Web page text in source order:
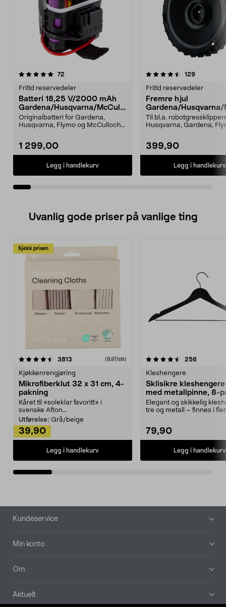
72
Fritid reservedeler
Batteri 18,25 V/2000 mAh
Gardena/Husqvarna/McCullo
ch/Flymo
Originalbatteri for Gardena,
Husqvarna, Flymo og McCulloch
1 299,00
Legg i handlekurv
4.5av 5 stjerner 129
Fritid reservedeler
Fremre hjul
Gardena/Husqvarna/
ch/Flymo
Til bl.a.
Husqvarna, Gardena,
399,90
Legg i handlekurv
3.0av 5 stjerner
Uvanlig gode priser på vanlige ting
Sjekk prisen
3813 anmeldelser(9,97/stk)
Kjøkkenrengjøring
Mikrofiberklut 32 x 31 cm, 4-
pakning
Kåret til «soleklar favoritt» i
svenske Afton...
Utførelse: Grå/beige
39,90
Legg i handlekurv
4.5av 5 stjerner 256
Kleshengere
Sklisikre
med metallpinne, 8-
Elegant og skikkelig
tre og metall – finnes i
79,90
Legg i handlekurv
4.5av 5 stjerner
Bunntekst
Kundeservice
Min konto
Om
Aktuelt